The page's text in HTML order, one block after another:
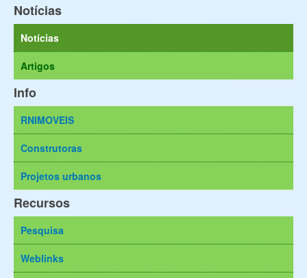
Notícias
Notícias
Artigos
Info
RNIMOVEIS
Construtoras
Projetos urbanos
Recursos
Pesquisa
Weblinks